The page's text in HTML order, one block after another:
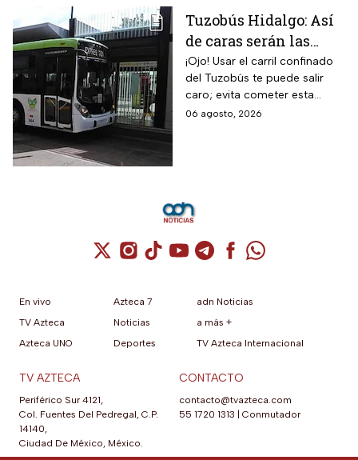
Tuzobús Hidalgo: Así
de caras serán las
MULTAS por invadir
el carril confinado a
partir de esta fecha
¡Ojo! Usar el carril confinado
del Tuzobús te puede salir
caro; evita cometer esta
infracción a partir de agosto.
06 agosto, 2026
Cuenta de X / Twitter (se abre en una
Cuenta de Instagram (se abre en una
Cuenta de TikTok (se abre en
Cuenta de YouTube (se abre
Cuenta de Telegram (se
Cuenta de
Cuenta de
En vivo
TV Azteca
Azteca UNO
Azteca 7
Noticias
Deportes
adn Noticias
a más +
TV Azteca Internacional
TV AZTECA
Periférico Sur 4121,
Col. Fuentes Del Pedregal, C.P.
14140,
Ciudad De México, México.
CONTACTO
contacto@tvazteca.com
55 1720 1313
Conmutador